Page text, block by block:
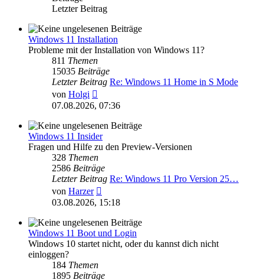
Letzter Beitrag
Windows 11 Installation
Probleme mit der Installation von Windows 11?
811 Themen
15035 Beiträge
Letzter Beitrag Re: Windows 11 Home in S Mode
von Holgi
Beitrag
07.08.2026, 07:36
Windows 11 Insider
Fragen und Hilfe zu den Preview-Versionen
328 Themen
2586 Beiträge
Letzter Beitrag Re: Windows 11 Pro Version 25…
von Harzer
Beitrag
03.08.2026, 15:18
Windows 11 Boot und Login
Windows 10 startet nicht, oder du kannst dich nicht
einloggen?
184 Themen
1895 Beiträge